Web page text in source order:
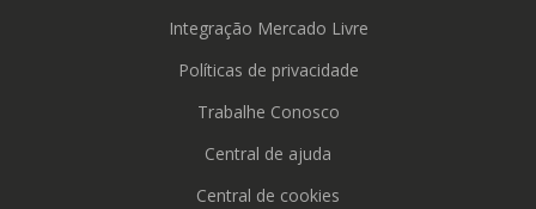
Integração Mercado Livre
Políticas de privacidade
Trabalhe Conosco
Central de ajuda
Central de cookies